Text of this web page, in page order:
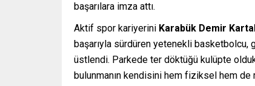
başarılara imza attı.
Aktif spor kariyerini Karabük Demir
başarıyla sürdüren yetenekli basketbolcu,
üstlendi. Parkede ter döktüğü kulüpte
bulunmanın kendisini hem fiziksel hem